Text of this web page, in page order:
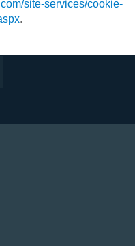
site-services/cookie-
.